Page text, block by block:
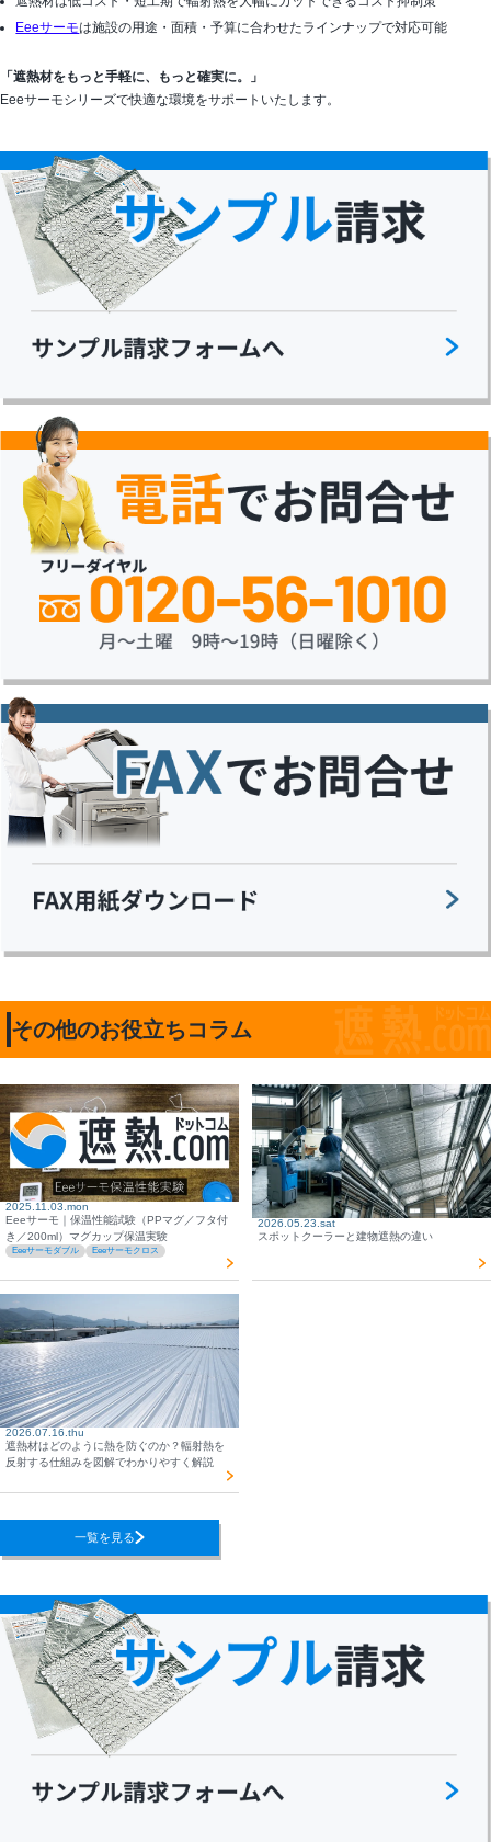
Eeeサーモは施設の用途・面積・予算に合わせたラインナップで対応可能
「遮熱材をもっと手軽に、もっと確実に。」
Eeeサーモシリーズで快適な環境をサポートいたします。
その他のお役立ちコラム
2025.11.03.mon
Eeeサーモ｜保温性能試験（PPマグ／フタ付
き／200ml）マグカップ保温実験
Eeeサーモダブル Eeeサーモクロス
2026.05.23.sat
スポットクーラーと建物遮熱の違い
2026.07.16.thu
遮熱材はどのように熱を防ぐのか？輻射熱を
反射する仕組みを図解でわかりやすく解説
一覧を見る